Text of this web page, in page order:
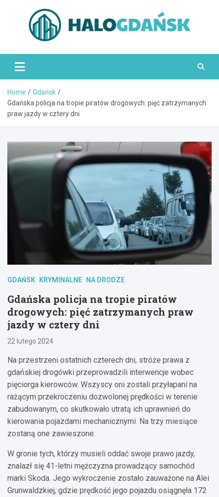
HaloGdańsk.pl
Home
Gdańsk
Gdańska policja na tropie piratów drogowych: pięć zatrzymanych
praw jazdy w cztery dni
GDAŃSK KRYMINALNE NA DRODZE
Gdańska policja na tropie piratów
drogowych: pięć zatrzymanych praw
jazdy w cztery dni
22 lutego 2024
Na przestrzeni ostatnich czterech dni, stróże prawa z
gdańskiej drogówki przeprowadzili interwencje wobec
pięciorga kierowców. Wszyscy oni zostali przyłapani na
rażącym przekroczeniu dozwolonej prędkości w terenie
zabudowanym, co skutkowało utratą ich uprawnień do
kierowania pojazdami mechanicznymi. Na trzy miesiące
zostaną one zawieszone.
W gronie tych, którzy musieli oddać swoje prawo jazdy,
znalazł się 41-letni mężczyzna prowadzący samochód
marki Skoda. Jego wykroczenie zostało zauważone na Alei
Grunwaldzkiej, gdzie prędkość jego pojazdu osiągnęła 172